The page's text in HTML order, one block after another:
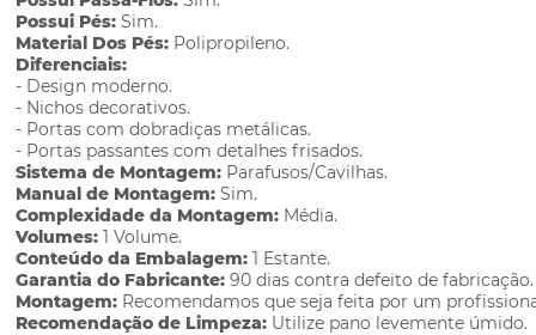
Possui Pés: Sim.
Material Dos Pés: Polipropileno.
Diferenciais:
- Design moderno.
- Nichos decorativos.
- Portas com dobradiças metálicas.
- Portas passantes com detalhes frisados.
Sistema de Montagem: Parafusos/Cavilhas.
Manual de Montagem: Sim.
Complexidade da Montagem: Média.
Volumes: 1 Volume.
Conteúdo da Embalagem: 1 Estante.
Garantia do Fabricante: 90 dias contra defeito de fabricação.
Montagem: Recomendamos que seja feita por um
Recomendação de Limpeza: Utilize pano levemente úmido.